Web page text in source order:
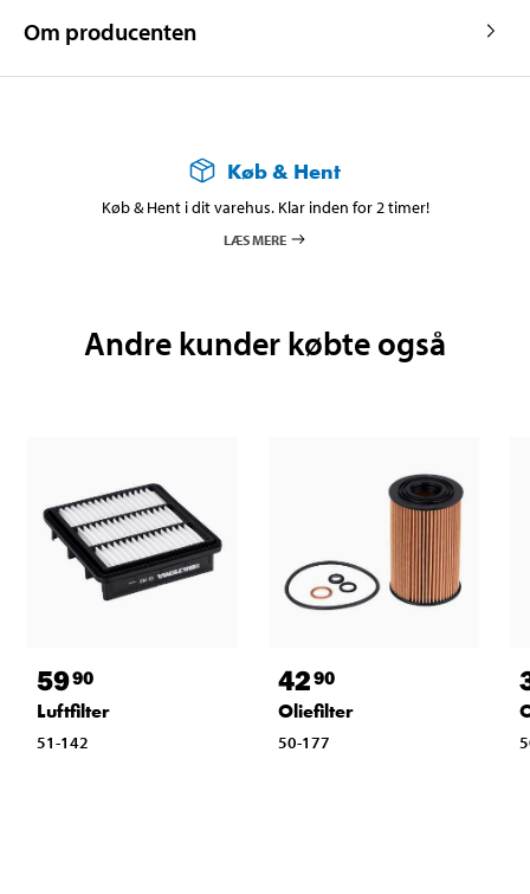
Om producenten
Køb & Hent
Køb & Hent i dit varehus. Klar inden for 2 timer!
LÆS MERE
Andre kunder købte også
5990
Luftfilter
51-142
4290
Oliefilter
50-177